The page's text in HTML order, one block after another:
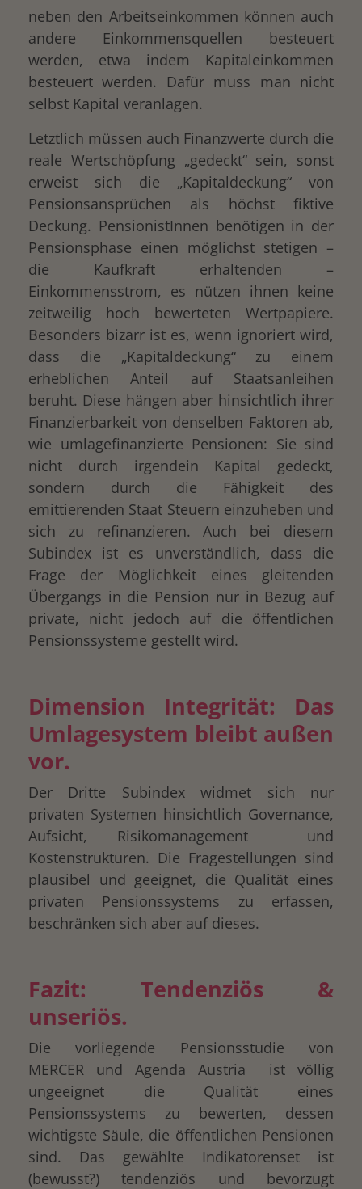
neben den Arbeitseinkommen können auch
andere Einkommensquellen besteuert
werden, etwa indem Kapitaleinkommen
besteuert werden. Dafür muss man nicht
selbst Kapital veranlagen.
Letztlich müssen auch Finanzwerte durch die
reale Wertschöpfung „gedeckt“ sein, sonst
erweist sich die „Kapitaldeckung“ von
Pensionsansprüchen als höchst fiktive
Deckung. PensionistInnen benötigen in der
Pensionsphase einen möglichst stetigen –
die Kaufkraft erhaltenden –
Einkommensstrom, es nützen ihnen keine
zeitweilig hoch bewerteten Wertpapiere.
Besonders bizarr ist es, wenn ignoriert wird,
dass die „Kapitaldeckung“ zu einem
erheblichen Anteil auf Staatsanleihen
beruht. Diese hängen aber hinsichtlich ihrer
Finanzierbarkeit von denselben Faktoren ab,
wie umlagefinanzierte Pensionen: Sie sind
nicht durch irgendein Kapital gedeckt,
sondern durch die Fähigkeit des
emittierenden Staat Steuern einzuheben und
sich zu refinanzieren. Auch bei diesem
Subindex ist es unverständlich, dass die
Frage der Möglichkeit eines gleitenden
Übergangs in die Pension nur in Bezug auf
private, nicht jedoch auf die öffentlichen
Pensionssysteme gestellt wird.
Dimension Integrität: Das
Umlagesystem bleibt außen
vor.
Der Dritte Subindex widmet sich nur
privaten Systemen hinsichtlich Governance,
Aufsicht, Risikomanagement und
Kostenstrukturen. Die Fragestellungen sind
plausibel und geeignet, die Qualität eines
privaten Pensionssystems zu erfassen,
beschränken sich aber auf dieses.
Fazit: Tendenziös &
unseriös.
Die vorliegende Pensionsstudie von
MERCER und Agenda Austria ist völlig
ungeeignet die Qualität eines
Pensionssystems zu bewerten, dessen
wichtigste Säule, die öffentlichen Pensionen
sind. Das gewählte Indikatorenset ist
(bewusst?) tendenziös und bevorzugt